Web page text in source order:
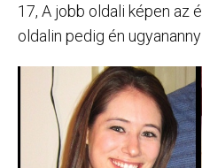
17, A jobb oldali képen az
oldalin pedig én